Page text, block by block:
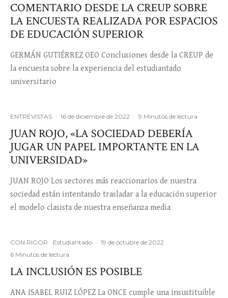
COMENTARIO DESDE LA CREUP SOBRE
LA ENCUESTA REALIZADA POR ESPACIOS
DE EDUCACIÓN SUPERIOR
GERMÁN GUTIÉRREZ OEO Conclusiones desde la CREUP de
la encuesta sobre la experiencia del estudiantado
universitario
ENTREVISTAS · 16 de diciembre de 2022 · 9 Minutos de lectura
JUAN ROJO, «LA SOCIEDAD DEBERÍA
JUGAR UN PAPEL IMPORTANTE EN LA
UNIVERSIDAD»
JUAN ROJO Los sectores más reaccionarios de nuestra
sociedad están intentando trasladar a la educación superior
el modelo clasista de nuestra enseñanza media
CON RIGOR Estudiantado · 19 de octubre de 2022 ·
6 Minutos de lectura
LA INCLUSIÓN ES POSIBLE
ANA ISABEL RUIZ LÓPEZ La ONCE cumple una insustituible